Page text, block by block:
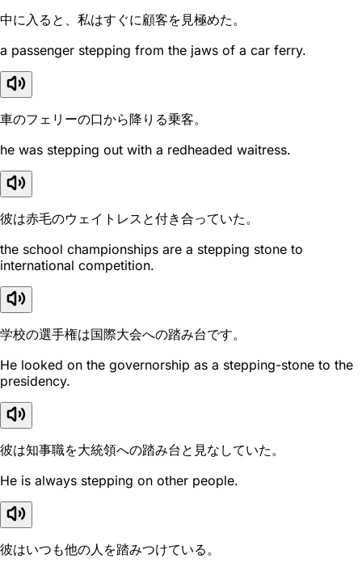
中に入ると、私はすぐに顧客を見極めた。
a passenger stepping from the jaws of a car ferry.
車のフェリーの口から降りる乗客。
he was stepping out with a redheaded waitress.
彼は赤毛のウェイトレスと付き合っていた。
the school championships are a stepping stone to
international competition.
学校の選手権は国際大会への踏み台です。
He looked on the governorship as a stepping-stone to the
presidency.
彼は知事職を大統領への踏み台と見なしていた。
He is always stepping on other people.
彼はいつも他の人を踏みつけている。